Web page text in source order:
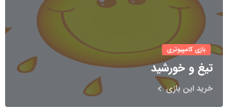
بازی کامپیوتری
تیغ و خورشید
خرید این بازی